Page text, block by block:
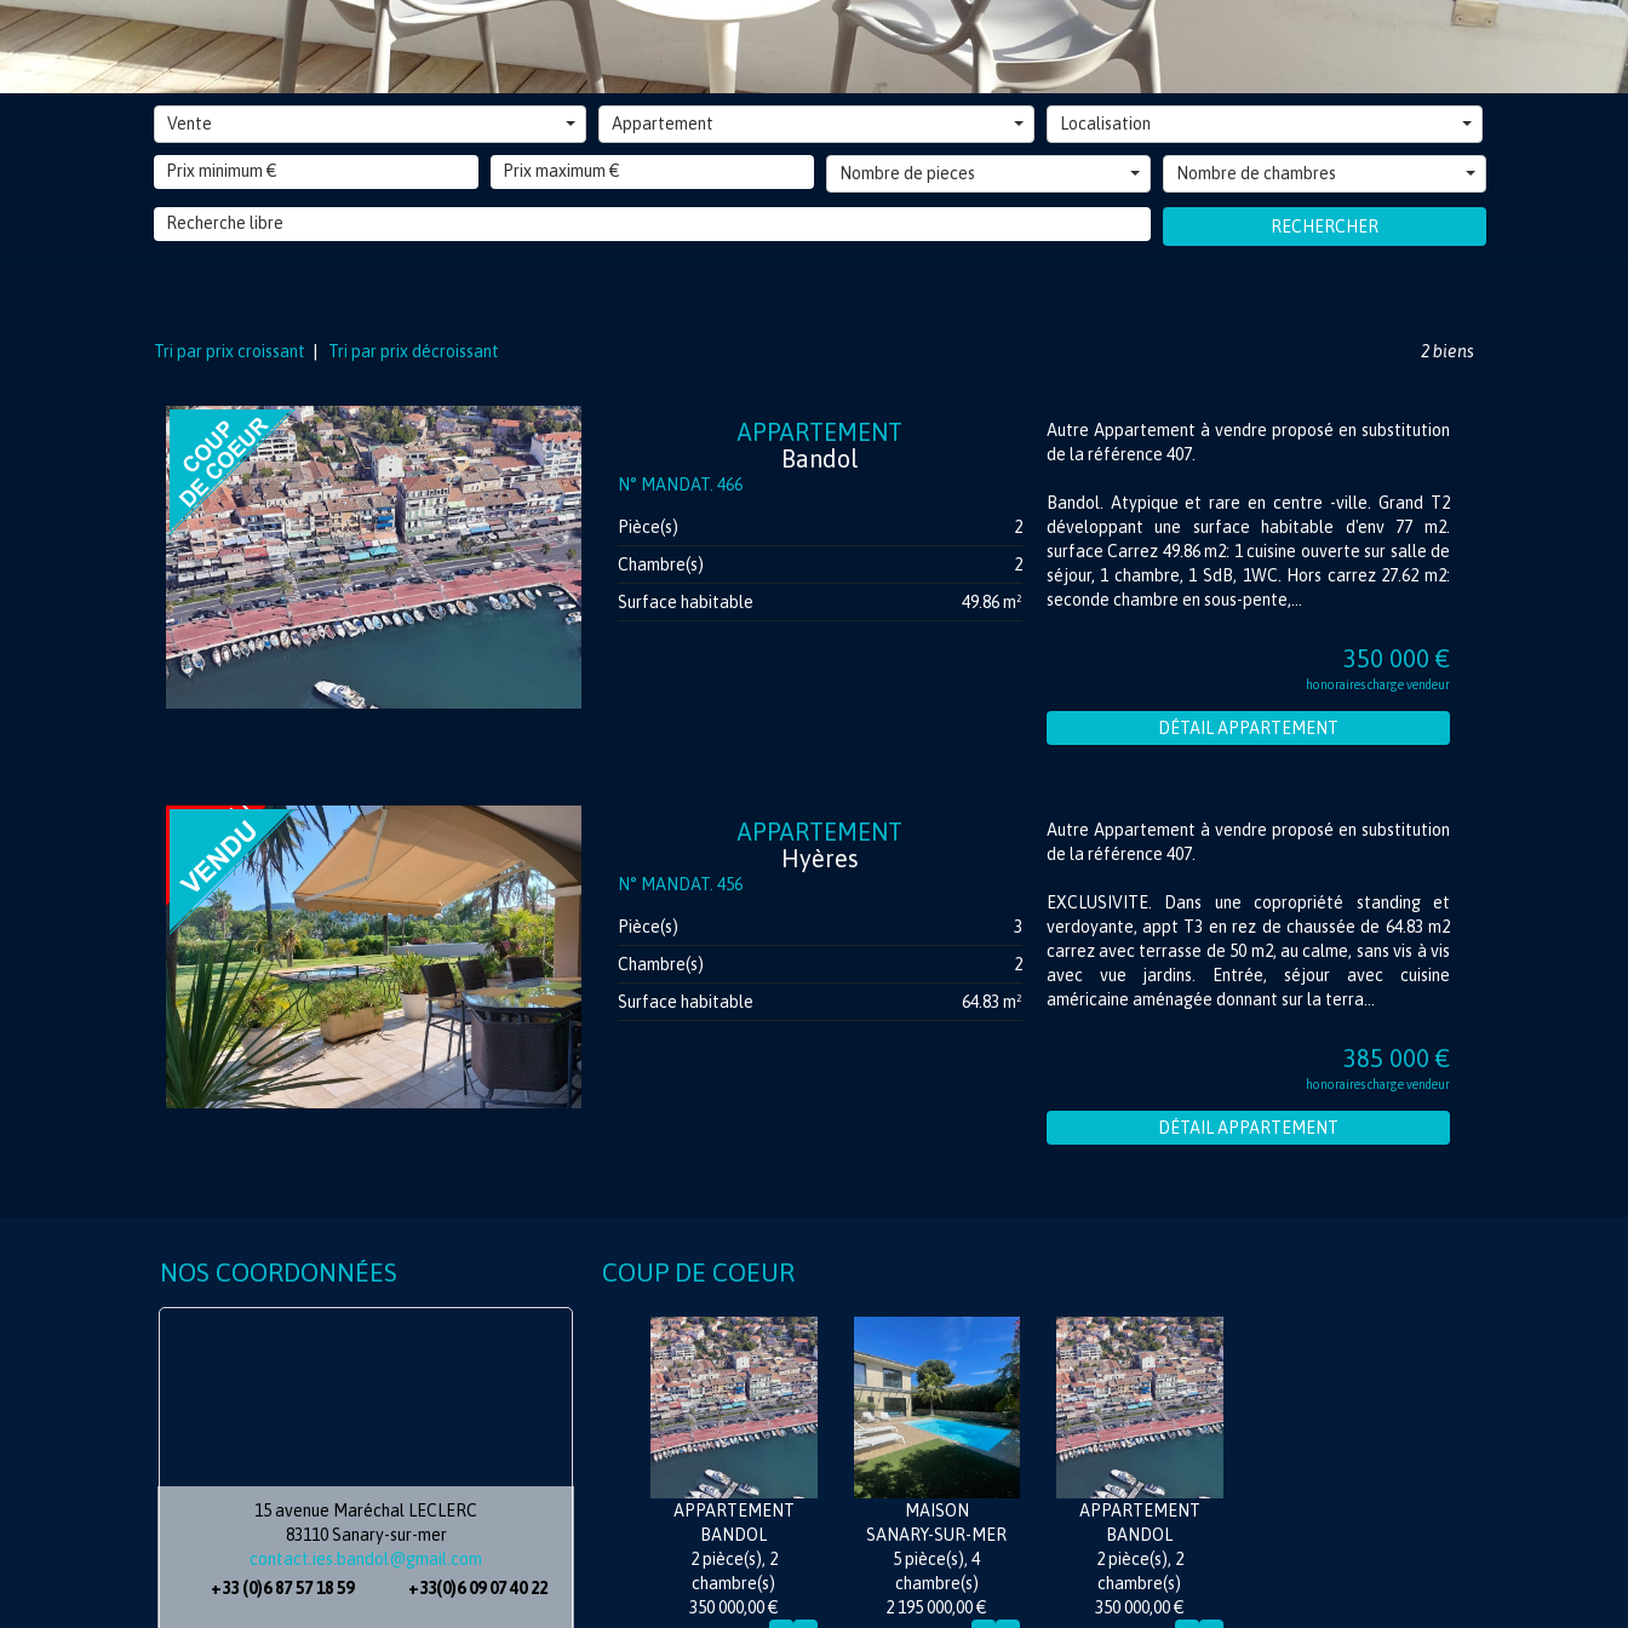
Vente Appartement Localisation
Nombre de pieces Nombre de chambres
RECHERCHER
Tri par prix croissant Tri par prix décroissant 2 biens
APPARTEMENT
Bandol
N° MANDAT. 466
Pièce(s)
2
Chambre(s)
2
Surface habitable
49.86 m²
Autre Appartement à vendre proposé en substitution
de la référence 407.
Bandol. Atypique et rare en centre -ville. Grand T2
développant une surface habitable d'env 77 m2.
surface Carrez 49.86 m2: 1 cuisine ouverte sur salle de
séjour, 1 chambre, 1 SdB, 1WC. Hors carrez 27.62 m2:
seconde chambre en sous-pente,...
350 000 €
honoraires charge vendeur
DÉTAIL APPARTEMENT
APPARTEMENT
Hyères
N° MANDAT. 456
Pièce(s)
3
Chambre(s)
2
Surface habitable
64.83 m²
Autre Appartement à vendre proposé en substitution
de la référence 407.
EXCLUSIVITE. Dans une copropriété standing et
verdoyante, appt T3 en rez de chaussée de 64.83 m2
carrez avec terrasse de 50 m2, au calme, sans vis à vis
avec vue jardins. Entrée, séjour avec cuisine
américaine aménagée donnant sur la terra...
385 000 €
honoraires charge vendeur
DÉTAIL APPARTEMENT
NOS COORDONNÉES
15 avenue Maréchal LECLERC
83110 Sanary-sur-mer
contact.ies.bandol@gmail.com
+33 (0)6 87 57 18 59
+33(0)6 09 07 40 22
COUP DE COEUR
APPARTEMENT
chambre(s)
MAISON
SANARY-SUR-MER
5 pièce(s), 4
chambre(s)
2 195 000,00 €
APPARTEMENT
BANDOL
2 pièce(s), 2
chambre(s)
350 000,00 €
MAISON
SANARY-SUR-MER
5 pièce(s), 4
chambre(s)
2 195 000,00 €